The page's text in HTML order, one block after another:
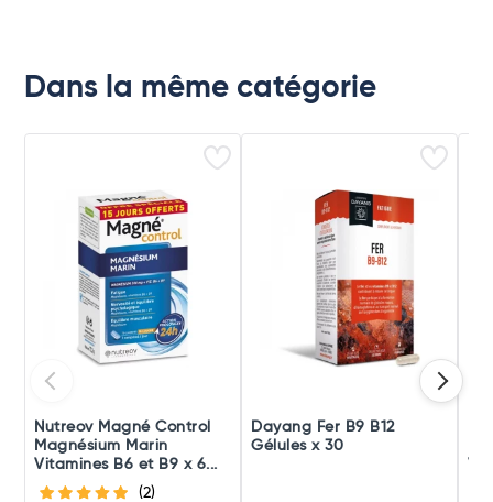
Dans la même catégorie
Nutreov Magné Control
Magnésium Marin
Vitamines B6 et B9 x 6...
(2)
Dayang Fer B9 B12
Gélules x 30